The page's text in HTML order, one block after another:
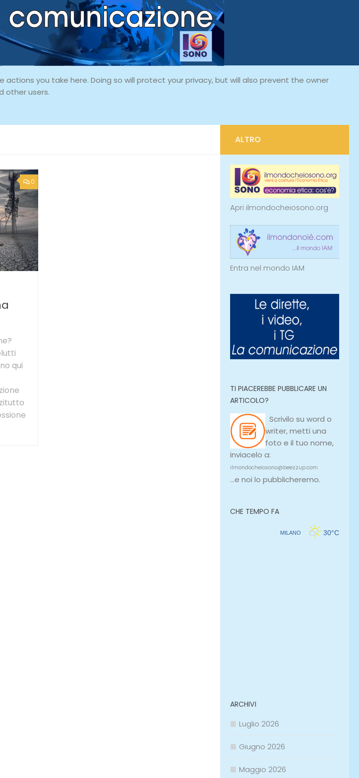
you take here. Doing so will protect your privacy, but will also prevent the owner
other users.
0
qui
ALTRO
Apri ilmondocheiosono.org
Entra nel mondo IAM
TI PIACEREBBE PUBBLICARE UN
ARTICOLO?
Scrivilo su word o
writer, metti una
foto e il tuo nome,
inviacelo a:
ilmondocheiosono@beezzup.com
...e noi lo pubblicheremo.
CHE TEMPO FA
ARCHIVI
Luglio 2026
Giugno 2026
Maggio 2026